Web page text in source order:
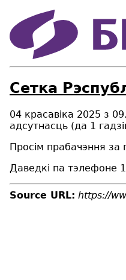
Сетка
04 красавіка 2025 з
адсутнасць (да 1
Просім прабачэння
Даведкі па тэлефоне
Source URL: https://